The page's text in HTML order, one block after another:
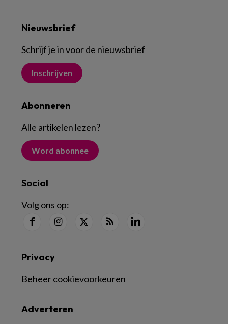
Nieuwsbrief
Schrijf je in voor de nieuwsbrief
Inschrijven
Abonneren
Alle artikelen lezen?
Word abonnee
Social
Volg ons op:
Adverteren
Privacy
Beheer cookievoorkeuren